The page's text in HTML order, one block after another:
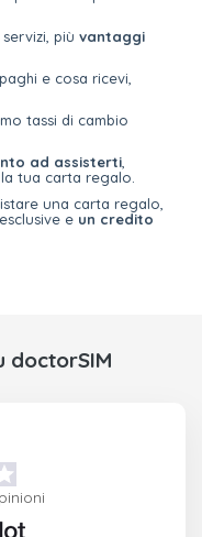
più vantaggi
e cosa ricevi,
tassi di cambio
ad assisterti
tua carta regalo.
una carta regalo,
e un credito
doctorSIM